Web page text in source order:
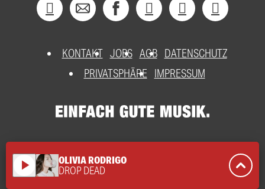
KONTAKT JOBS AGB DATENSCHUTZ
PRIVATSPHÄRE
IMPRESSUM
play_arrow OLIVIA RODRIGO
DROP DEAD